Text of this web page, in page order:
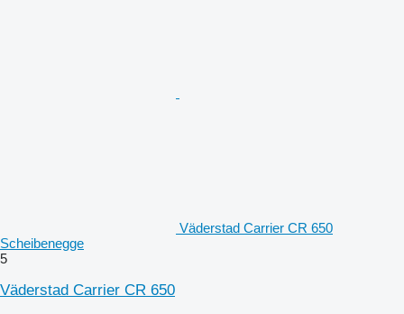
Väderstad Carrier CR 650
Scheibenegge
5
Väderstad Carrier CR 650